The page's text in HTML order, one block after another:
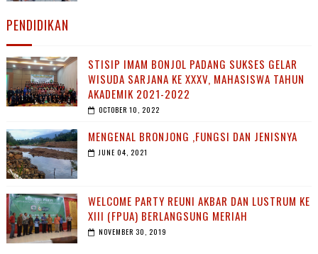
PENDIDIKAN
STISIP IMAM BONJOL PADANG SUKSES GELAR
WISUDA SARJANA KE XXXV, MAHASISWA TAHUN
AKADEMIK 2021-2022
OCTOBER 10, 2022
MENGENAL BRONJONG ,FUNGSI DAN JENISNYA
JUNE 04, 2021
WELCOME PARTY REUNI AKBAR DAN LUSTRUM KE
XIII (FPUA) BERLANGSUNG MERIAH
NOVEMBER 30, 2019